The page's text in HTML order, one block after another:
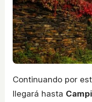
Continuando por
llegará hasta